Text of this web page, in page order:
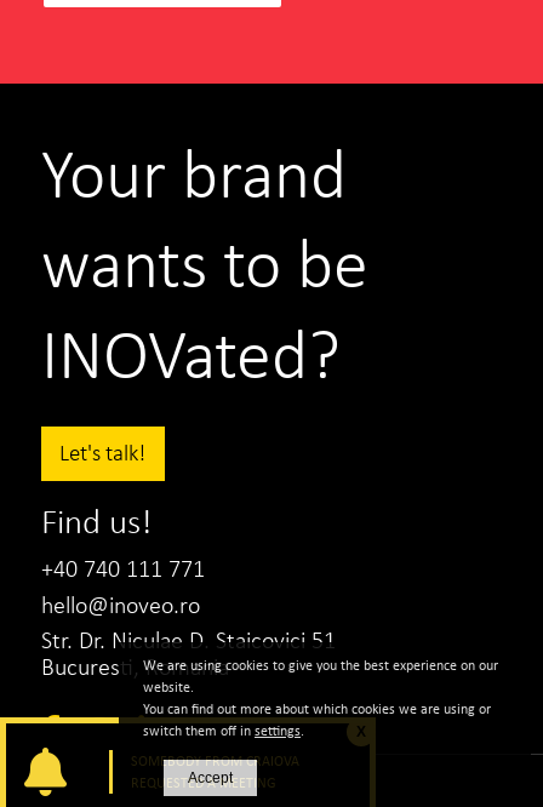
SOMEBODY FROM CRAIOVA
REQUESTED A MEETING
X
Your brand
wants to be
INOVated?
Let's talk!
Find us!
+40 740 111 771
hello@inoveo.ro
Str. Dr. Niculae D. Staicovici 51
Bucuresti, Romania
Politica de confidentialitate |Politica de Cookie
We are using cookies to give you the best experience on our
website.
You can find out more about which cookies we are using or
switch them off insettings.
Accept